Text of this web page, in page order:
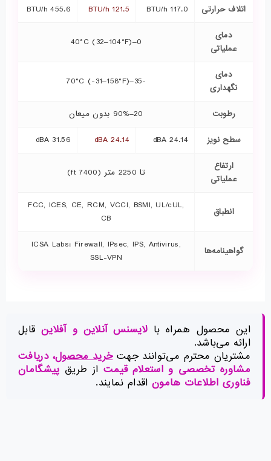
اتلاف حرارتی 117.0 BTU/h
121.5 BTU/h
455.6 BTU/h
دمای
عملیاتی
0–40°C (32–104°F)
دمای
نگهداری
-35–70°C (-31–158°F)
رطوبت 20–90% بدون میعان
سطح نویز 24.14 dBA
24.14 dBA
31.56 dBA
ارتفاع
عملیاتی
تا 2250 متر (7400 ft)
انطباق
FCC, ICES, CE, RCM, VCCI, BSMI, UL/cUL,
CB
گواهینامه‌ها
ICSA Labs: Firewall, IPsec, IPS, Antivirus,
SSL-VPN
این محصول همراه بالایسنس آنلاین و آفلاینقابل
ارائه می‌باشد.
مشتریان محترم می‌توانند جهتخرید محصول، دریافت
مشاوره تخصصی و استعلام قیمت از طریق پیشگامان
فناوری اطلاعات هامون اقدام نمایند.